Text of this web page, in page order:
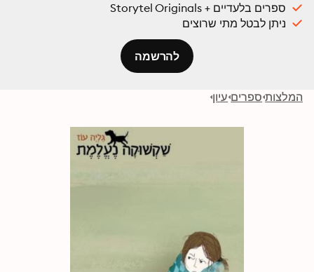
ספרים בלעדיים + Storytel Originals
ניתן לבטל מתי שרוצים
להרשמה
המלצות ספרים עיון